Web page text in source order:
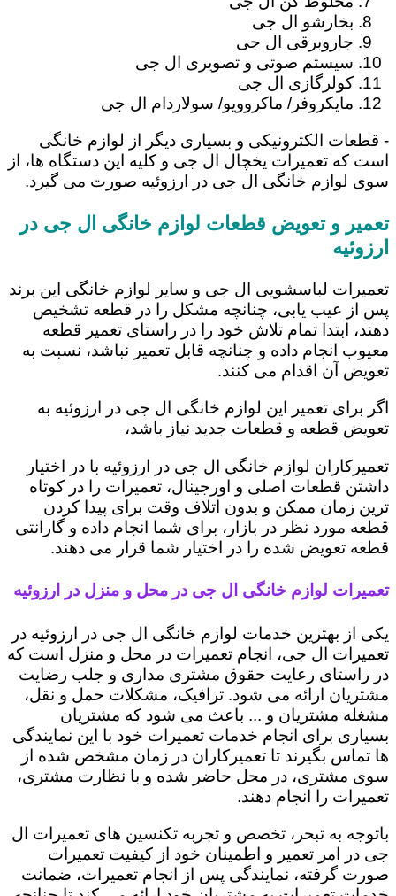
بخارشو ال جی
جاروبرقی ال جی
سیستم صوتی و تصویری ال جی
کولرگازی ال جی
مایکروفر/ ماکروویو/ سولاردام ال جی
- قطعات الکترونیکی و بسیاری دیگر از لوازم خانگی
است که تعمیرات یخچال ال جی و کلیه این دستگاه ها، از
سوی لوازم خانگی ال جی در ارزوئیه صورت می گیرد.
تعمیر و تعویض قطعات لوازم خانگی ال جی در
ارزوئیه
تعمیرات لباسشویی ال جی و سایر لوازم خانگی این برند
پس از عیب یابی، چنانچه مشکل را در قطعه تشخیص
دهند، ابتدا تمام تلاش خود را در راستای تعمیر قطعه
معیوب انجام داده و چنانچه قابل تعمیر نباشد، نسبت به
تعویض آن اقدام می کنند.
اگر برای تعمیر این لوازم خانگی ال جی در ارزوئیه به
تعویض قطعه و قطعات جدید نیاز باشد،
تعمیرکاران لوازم خانگی ال جی در ارزوئیه با در اختیار
داشتن قطعات اصلی و اورجینال، تعمیرات را در کوتاه
ترین زمان ممکن و بدون اتلاف وقت برای پیدا کردن
قطعه مورد نظر در بازار، برای شما انجام داده و گارانتی
قطعه تعویض شده را در اختیار شما قرار می دهند.
تعمیرات لوازم خانگی ال جی در محل و منزل در ارزوئیه
یکی از بهترین خدمات لوازم خانگی ال جی در ارزوئیه در
تعمیرات ال جی، انجام تعمیرات در محل و منزل است که
در راستای رعایت حقوق مشتری مداری و جلب رضایت
مشتریان ارائه می شود. ترافیک، مشکلات حمل و نقل،
مشغله مشتریان و ... باعث می شود که مشتریان
بسیاری برای انجام خدمات تعمیرات خود با این نمایندگی
ها تماس بگیرند تا تعمیرکاران در زمان مشخص شده از
سوی مشتری، در محل حاضر شده و با نظارت مشتری،
تعمیرات را انجام دهند.
باتوجه به تبحر، تخصص و تجربه تکنسین های تعمیرات ال
جی در امر تعمیر و اطمینان خود از کیفیت تعمیرات
صورت گرفته، نمایندگی پس از انجام تعمیرات، ضمانت